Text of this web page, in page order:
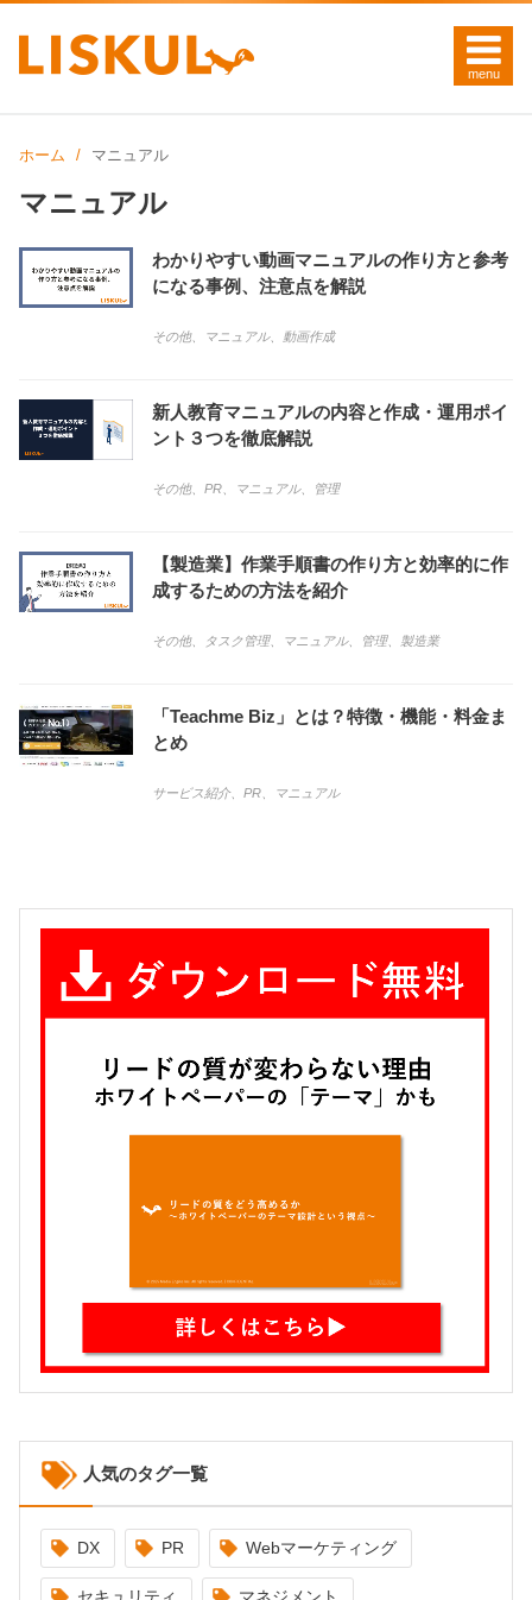
ホーム マニュアル
マニュアル
わかりやすい動画マニュアルの作り方と参考
になる事例、注意点を解説
その他、 マニュアル、 動画作成
新人教育マニュアルの内容と作成・運用ポイ
ント３つを徹底解説
その他、 PR マニュアル、 管理
【製造業】作業手順書の作り方と効率的に作
成するための方法を紹介
その他、 タスク管理、 マニュアル、 管理、 製造業
「Teachme Biz」とは？特徴・機能・料金ま
とめ
サービス紹介、 PR マニュアル
人気のタグ一覧
DX PR Webマーケティング